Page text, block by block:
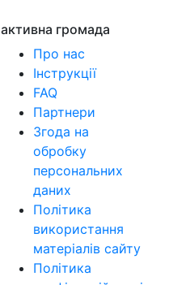
активна громада
Про нас
Інструкції
FAQ
Партнери
Згода на
обробку
персональних
даних
Політика
використання
матеріалів сайту
Політика